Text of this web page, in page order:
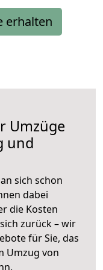
erhalten
Umzüge
und
sich schon
dabei
die Kosten
zurück – wir
für Sie, das
Umzug von